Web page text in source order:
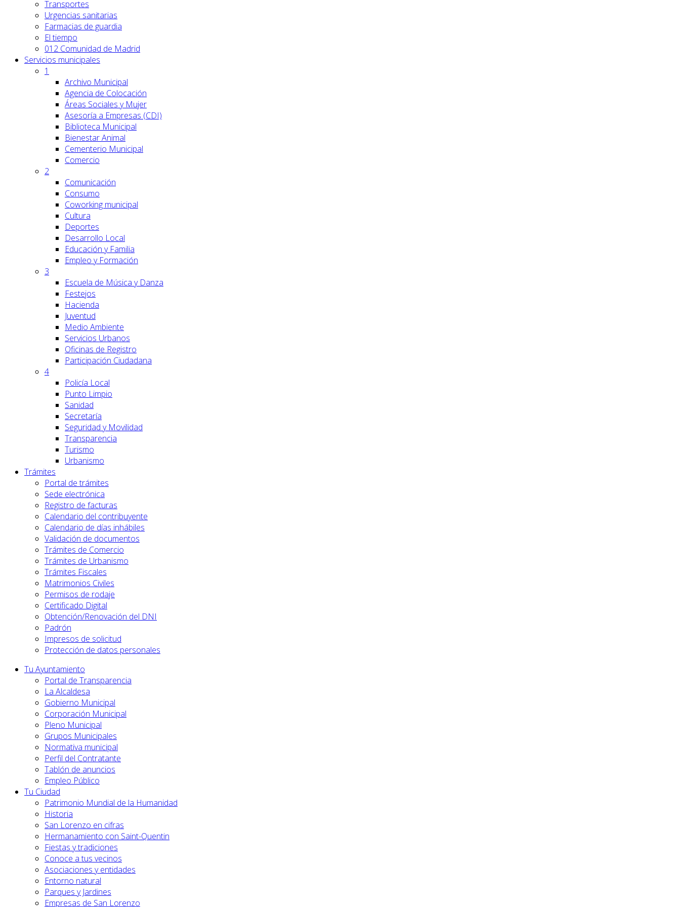
Transportes
Urgencias sanitarias
Farmacias de guardia
El tiempo
012 Comunidad de Madrid
Servicios municipales
1
Archivo Municipal
Agencia de Colocación
Áreas Sociales y Mujer
Asesoría a Empresas (CDI)
Biblioteca Municipal
Bienestar Animal
Cementerio Municipal
Comercio
2
Comunicación
Consumo
Coworking municipal
Cultura
Deportes
Desarrollo Local
Educación y Familia
Empleo y Formación
3
Escuela de Música y Danza
Festejos
Hacienda
Juventud
Medio Ambiente
Servicios Urbanos
Oficinas de Registro
Participación Ciudadana
4
Policía Local
Punto Limpio
Sanidad
Secretaría
Seguridad y Movilidad
Transparencia
Turismo
Urbanismo
Trámites
Portal de trámites
Sede electrónica
Registro de facturas
Calendario del contribuyente
Calendario de días inhábiles
Validación de documentos
Trámites de Comercio
Trámites de Urbanismo
Trámites Fiscales
Matrimonios Civiles
Permisos de rodaje
Certificado Digital
Obtención/Renovación del DNI
Padrón
Impresos de solicitud
Protección de datos personales
Tu Ayuntamiento
Portal de Transparencia
La Alcaldesa
Gobierno Municipal
Corporación Municipal
Pleno Municipal
Grupos Municipales
Normativa municipal
Perfil del Contratante
Tablón de anuncios
Empleo Público
Tu Ciudad
Patrimonio Mundial de la Humanidad
Historia
San Lorenzo en cifras
Hermanamiento con Saint-Quentin
Fiestas y tradiciones
Conoce a tus vecinos
Asociaciones y entidades
Entorno natural
Parques y Jardines
Empresas de San Lorenzo